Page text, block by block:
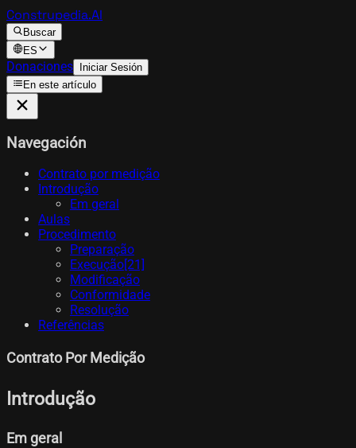
Construpedia.AI
Buscar
ES
Donaciones Iniciar Sesión
En este artículo
Navegación
Contrato por medição
Introdução
Em geral
Aulas
Procedimento
Preparação
Execução[21]​
Modificação
Conformidade
Resolução
Referências
Contrato Por Medição
Introdução
Em geral